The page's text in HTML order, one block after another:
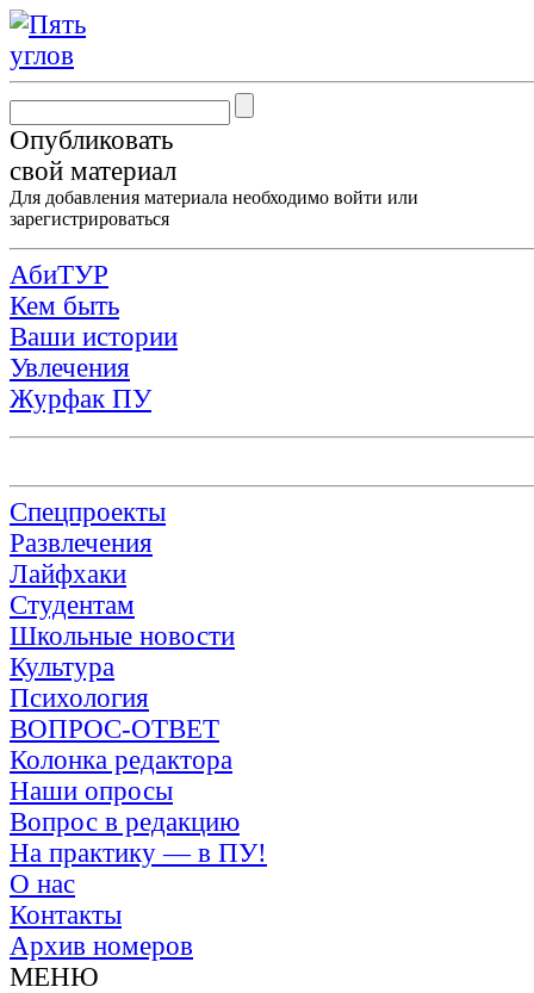
Опубликовать
свой материал
Для добавления материала необходимо войти или
зарегистрироваться
АбиТУР
Кем быть
Ваши истории
Увлечения
Журфак ПУ
Спецпроекты
Развлечения
Лайфхаки
Студентам
Школьные новости
Культура
Психология
ВОПРОС-ОТВЕТ
Колонка редактора
Наши опросы
Вопрос в редакцию
На практику — в ПУ!
О нас
Контакты
Архив номеров
МЕНЮ